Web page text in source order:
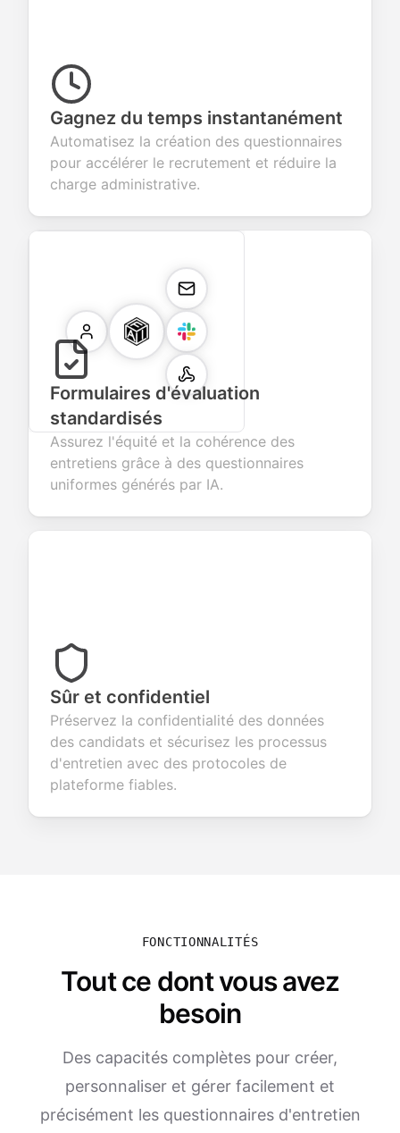
Gagnez du temps instantanément
Automatisez la création des questionnaires
pour accélérer le recrutement et réduire la
charge administrative.
Formulaires d'évaluation
standardisés
Assurez l'équité et la cohérence des
entretiens grâce à des questionnaires
uniformes générés par IA.
Sûr et confidentiel
Préservez la confidentialité des données
des candidats et sécurisez les processus
d'entretien avec des protocoles de
plateforme fiables.
FONCTIONNALITÉS
Tout ce dont vous avez
besoin
Des capacités complètes pour créer,
personnaliser et gérer facilement et
précisément les questionnaires d'entretien